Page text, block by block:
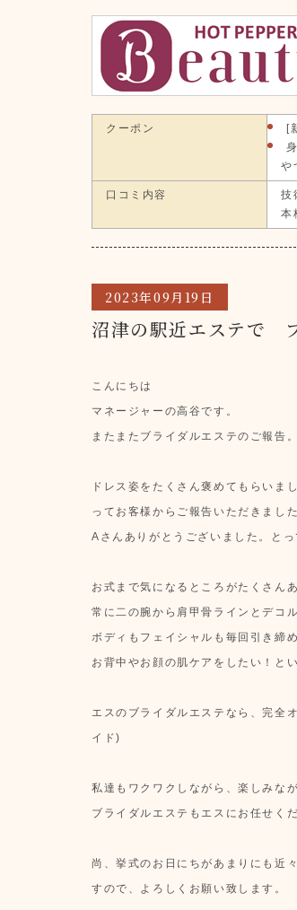
クーポン
[
や
口コミ内容
技
本
2023年09月19日
沼津の駅近エステで
こんにちは
マネージャーの高谷です。
またまたブライダルエステのご報告。
ドレス姿をたくさん褒めてもらいまし
ってお客様からご報告いただきまし
Aさんありがとうございました。とっ
お式まで気になるところがたくさん
常に二の腕から肩甲骨ラインとデコ
ボディもフェイシャルも毎回引き締
お背中やお顔の肌ケアをしたい！と
エスのブライダルエステなら、完全
イド)
私達もワクワクしながら、楽しみな
ブライダルエステもエスにお任せくだ
尚、挙式のお日にちがあまりにも近
すので、よろしくお願い致します。